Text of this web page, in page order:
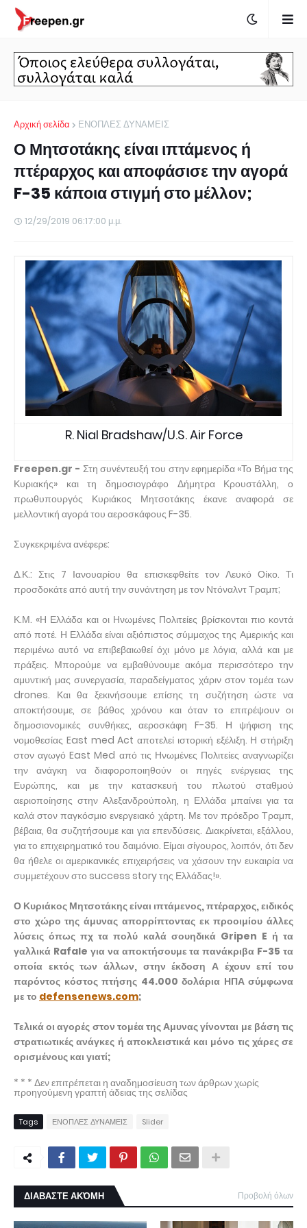
Αρχική σελίδα ΕΝΟΠΛΕΣ ΔΥΝΑΜΕΙΣ
Ο Μητσοτάκης είναι ιπτάμενος ή
πτέραρχος και αποφάσισε την αγορά
F-35 κάποια στιγμή στο μέλλον;
12/29/2019 06:17:00 μ.μ.
R. Nial Bradshaw/U.S. Air Force
Freepen.gr - Στη συνέντευξή του στην εφημερίδα «Το Βήμα της
Κυριακής» και τη δημοσιογράφο Δήμητρα Κρουστάλλη, ο
πρωθυπουργός Κυριάκος Μητσοτάκης έκανε αναφορά σε
μελλοντική αγορά του αεροσκάφους F-35.
Συγκεκριμένα ανέφερε:
Δ.Κ.: Στις 7 Ιανουαρίου θα επισκεφθείτε τον Λευκό Οίκο. Τι
προσδοκάτε από αυτή την συνάντηση με τον Ντόναλντ Τραμπ;
Κ.Μ. «Η Ελλάδα και οι Ηνωμένες Πολιτείες βρίσκονται πιο κοντά
από ποτέ. Η Ελλάδα είναι αξιόπιστος σύμμαχος της Αμερικής και
περιμένω αυτό να επιβεβαιωθεί όχι μόνο με λόγια, αλλά και με
πράξεις. Μπορούμε να εμβαθύνουμε ακόμα περισσότερο την
αμυντική μας συνεργασία, παραδείγματος χάριν στον τομέα των
drones. Και θα ξεκινήσουμε επίσης τη συζήτηση ώστε να
αποκτήσουμε, σε βάθος χρόνου και όταν το επιτρέψουν οι
δημοσιονομικές συνθήκες, αεροσκάφη F-35. Η ψήφιση της
νομοθεσίας East med Act αποτελεί ιστορική εξέλιξη. Η στήριξη
στον αγωγό East Med από τις Ηνωμένες Πολιτείες αναγνωρίζει
την ανάγκη να διαφοροποιηθούν οι πηγές ενέργειας της
Ευρώπης, και με την κατασκευή του πλωτού σταθμού
αεριοποίησης στην Αλεξανδρούπολη, η Ελλάδα μπαίνει για τα
καλά στον παγκόσμιο ενεργειακό χάρτη. Με τον πρόεδρο Τραμπ,
βέβαια, θα συζητήσουμε και για επενδύσεις. Διακρίνεται, εξάλλου,
για το επιχειρηματικό του δαιμόνιο. Είμαι σίγουρος, λοιπόν, ότι δεν
θα ήθελε οι αμερικανικές επιχειρήσεις να χάσουν την ευκαιρία να
συμμετέχουν στο success story της Ελλάδας!».
Ο Κυριάκος Μητσοτάκης είναι ιπτάμενος, πτέραρχος, ειδικός
στο χώρο της άμυνας απορρίπτοντας εκ προοιμίου άλλες
λύσεις όπως πχ τα πολύ καλά σουηδικά Gripen E ή τα
γαλλικά Rafale για να αποκτήσουμε τα πανάκριβα F-35 τα
οποία εκτός των άλλων, στην έκδοση Α έχουν επί του
παρόντος κόστος πτήσης 44.000 δολάρια ΗΠΑ σύμφωνα
με το defensenews.com;
Τελικά οι αγορές στον τομέα της Αμυνας γίνονται με βάση τις
στρατιωτικές ανάγκες ή αποκλειστικά και μόνο τις χάρες σε
ορισμένους και γιατί;
* * * Δεν επιτρέπεται η αναδημοσίευση των άρθρων χωρίς
προηγούμενη γραπτή άδειας της σελίδας
Tags ΕΝΟΠΛΕΣ ΔΥΝΑΜΕΙΣ Slider
ΔΙΑΒΑΣΤΕ ΑΚΌΜΗ Προβολή όλων